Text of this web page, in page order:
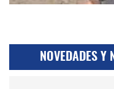
NOVEDADES